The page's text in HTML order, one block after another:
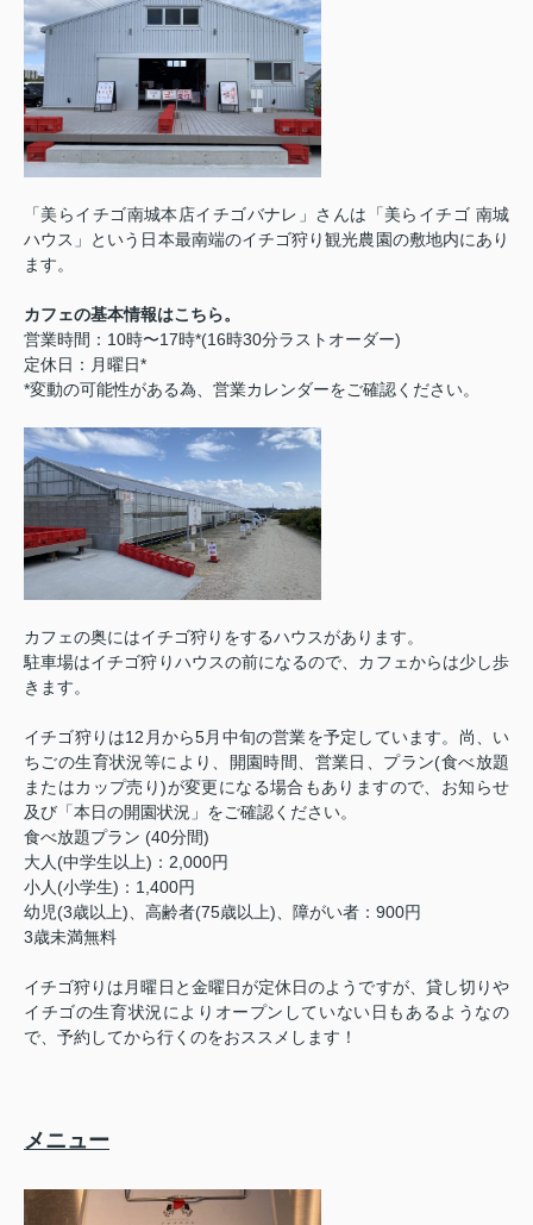
「美らイチゴ南城本店イチゴバナレ」さんは「美らイチゴ 南城
ハウス」という日本最南端のイチゴ狩り観光農園の敷地内にあり
ます。
カフェの基本情報はこちら。
営業時間： 10時〜17時*(16時30分ラストオーダー)
定休日：月曜日*
*変動の可能性がある為、営業カレンダーをご確認ください。
カフェの奥にはイチゴ狩りをするハウスがあります。
駐車場はイチゴ狩りハウスの前になるので、カフェからは少し歩
きます。
イチゴ狩りは12 月から5月中旬の営業を予定しています。尚、い
ちごの生育状況等により、開園時間、営業日、プラン(食べ放題
またはカップ売り)が変更になる場合もありますので、お知らせ
及び「本日の開園状況」をご確認ください。
食べ放題プラン (40分間)
大人(中学生以上) ： 2,000円
小人(小学生) ： 1,400円
幼児(3歳以上)、高齢者(75歳以上)、障がい者： 900円
3歳未満無料
イチゴ狩りは月曜日と金曜日が定休日のようですが、貸し切りや
イチゴの生育状況によりオープンしていない日もあるようなの
で、予約してから行くのをおススメします！
メニュー